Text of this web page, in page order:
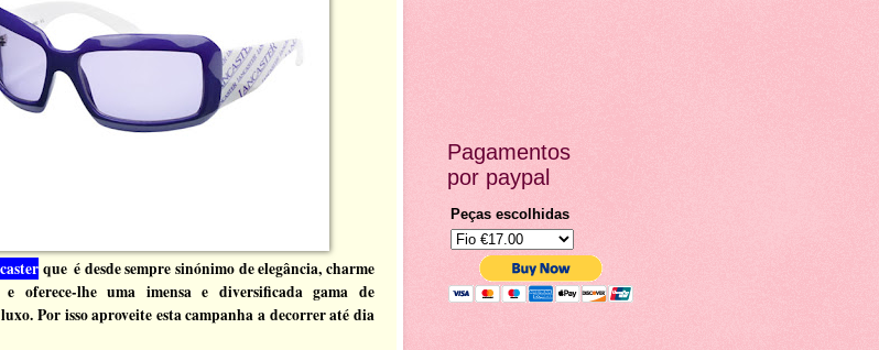
que é desde sempre sinónimo de elegância, charme
oferece-lhe uma imensa e diversificada gama de
luxo. Por isso aproveite esta campanha a decorrer até dia
Pagamentos
por paypal
Peças escolhidas